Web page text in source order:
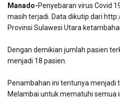
Manado-Penyebaran virus Covid
masih terjadi. Data dikutip dari
Provinsi Sulawesi Utara
Dengan demikian jumlah pasien
menjadi 18 pasien.
Penambahan ini tentunya menjadi
Melambai untuk mematuhi semua